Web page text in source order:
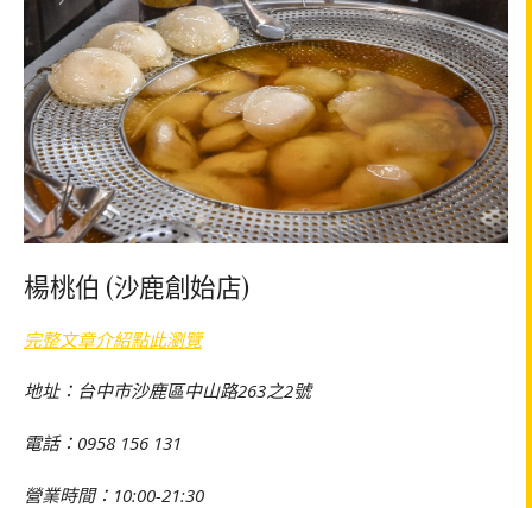
楊桃伯 (沙鹿創始店)
完整文章介紹點此瀏覽
地址：台中市沙鹿區中山路263之2號
電話：0958 156 131
營業時間：10:00-21:30